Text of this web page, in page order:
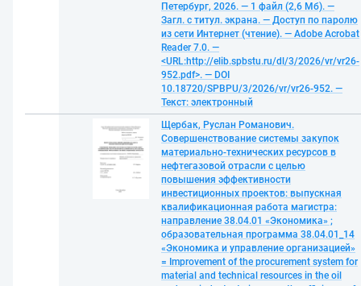
Петербург, 2026. — 1 файл (2,6 Мб). —
Загл. с титул. экрана. — Доступ по паролю
из сети Интернет (чтение). — Adobe Acrobat
Reader 7.0. —
<URL:http://elib.spbstu.ru/dl/3/2026/vr/vr26-
952.pdf>. — DOI
10.18720/SPBPU/3/2026/vr/vr26-952. —
Текст: электронный
Щербак, Руслан Романович.
Совершенствование системы закупок
материально-технических ресурсов в
нефтегазовой отрасли с целью
повышения эффективности
инвестиционных проектов: выпускная
квалификационная работа магистра:
направление 38.04.01 «Экономика» ;
образовательная программа 38.04.01_14
«Экономика и управление организацией»
= Improvement of the procurement system for
material and technical resources in the oil